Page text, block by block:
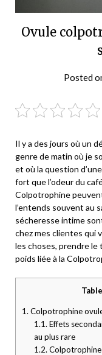
Ovule
Posted
Il y a des jours où un
genre de matin où je
et où la question
fort que l’odeur du
Colpotrophine
l’entends souvent au
sécheresse intime
chez mes clientes qui
les choses, prendre le
poids liée à la
1. Colpotrophine
1.1. Effets
au plus rare
1.2. Colpotrophine